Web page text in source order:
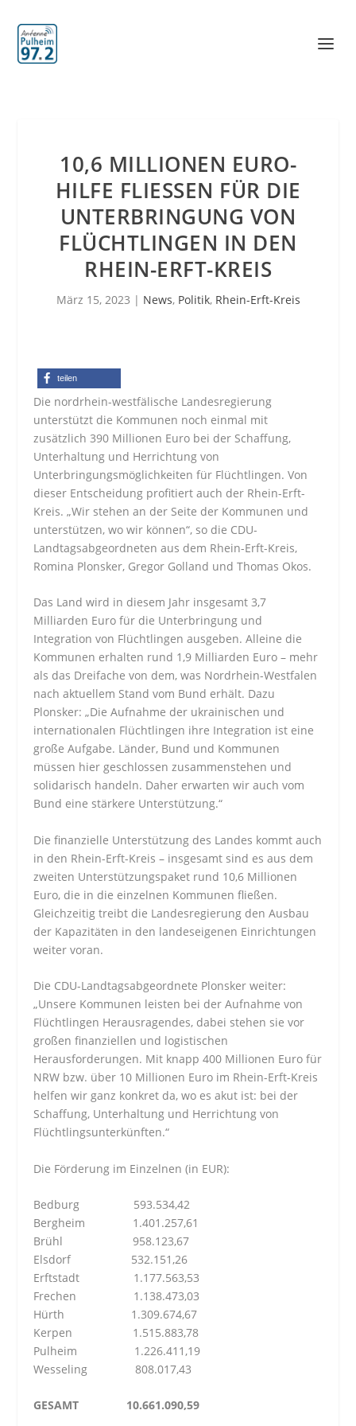
10,6 MILLIONEN EURO-
HILFE FLIESSEN FÜR DIE U
NTERBRINGUNG VON F
LÜCHTLINGEN IN DEN R
HEIN-ERFT-KREIS
März 15, 2023 | News, Politik, Rhein-Erft-Kreis
teilen
Die nordrhein-westfälische Landesregierung
unterstützt die Kommunen noch einmal mit
zusätzlich 390 Millionen Euro bei der Schaffung,
Unterhaltung und Herrichtung von
Unterbringungsmöglichkeiten für Flüchtlingen. Von
dieser Entscheidung profitiert auch der Rhein-Erft-
Kreis. „Wir stehen an der Seite der Kommunen und
unterstützen, wo wir können“, so die CDU-
Landtagsabgeordneten aus dem Rhein-Erft-Kreis,
Romina Plonsker, Gregor Golland und Thomas Okos.
Das Land wird in diesem Jahr insgesamt 3,7
Milliarden Euro für die Unterbringung und
Integration von Flüchtlingen ausgeben. Alleine die
Kommunen erhalten rund 1,9 Milliarden Euro – mehr
als das Dreifache von dem, was Nordrhein-Westfalen
nach aktuellem Stand vom Bund erhält. Dazu
Plonsker: „Die Aufnahme der ukrainischen und
internationalen Flüchtlingen ihre Integration ist eine
große Aufgabe. Länder, Bund und Kommunen
müssen hier geschlossen zusammenstehen und
solidarisch handeln. Daher erwarten wir auch vom
Bund eine stärkere Unterstützung.“
Die finanzielle Unterstützung des Landes kommt auch
in den Rhein-Erft-Kreis – insgesamt sind es aus dem
zweiten Unterstützungspaket rund 10,6 Millionen
Euro, die in die einzelnen Kommunen fließen.
Gleichzeitig treibt die Landesregierung den Ausbau
der Kapazitäten in den landeseigenen Einrichtungen
weiter voran.
Die CDU-Landtagsabgeordnete Plonsker weiter:
„Unsere Kommunen leisten bei der Aufnahme von
Flüchtlingen Herausragendes, dabei stehen sie vor
großen finanziellen und logistischen
Herausforderungen. Mit knapp 400 Millionen Euro für
NRW bzw. über 10 Millionen Euro im Rhein-Erft-Kreis
helfen wir ganz konkret da, wo es akut ist: bei der
Schaffung, Unterhaltung und Herrichtung von
Flüchtlingsunterkünften.“
Die Förderung im Einzelnen (in EUR):
Bedburg 593.534,42
Bergheim 1.401.257,61
Brühl 958.123,67
Elsdorf 532.151,26
Erftstadt 1.177.563,53
Frechen 1.138.473,03
Hürth 1.309.674,67
Kerpen 1.515.883,78
Pulheim 1.226.411,19
Wesseling 808.017,43
GESAMT 10.661.090,59